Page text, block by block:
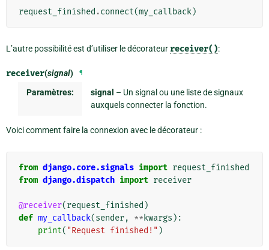
request_finished .connect(my_callback)
L’autre possibilité est d’utiliser le décorateur receiver():
receiver(signal) ¶
Paramètres: signal – Un signal ou une liste de signaux
auxquels connecter la fonction.
Voici comment faire la connexion avec le décorateur :
from django.core.signals import request_finished
from django.dispatch import receiver
@receiver(request_finished )
def my_callback(sender, ** kwargs ):
print( "Request finished!" )